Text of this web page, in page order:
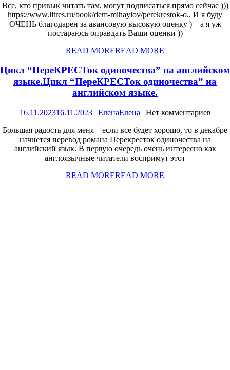
Все, кто привык читать там, могут подписаться прямо сейчас )))
https://www.litres.ru/book/dem-mihaylov/perekrestok-o.. И я буду
ОЧЕНЬ благодарен за авансовую высокую оценку ) – а я уж
постараюсь оправдать Ваши оценки ))
READ MOREREAD MORE
Цикл “ПереКРЕСТок одиночества” на английском
языке.Цикл “ПереКРЕСТок одиночества” на
английском языке.
16.11.202316.11.2023 | ЕленаЕлена | Нет комментариев
Большая радость для меня – если все будет хорошо, то в декабре
начнется перевод романа Перекресток одиночества на
английский язык. В первую очередь очень интересно как
англоязычные читатели воспримут этот
READ MOREREAD MORE